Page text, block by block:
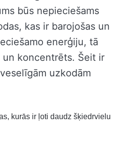
būs nepieciešams
kas ir barojošas un
enerģiju, tā
koncentrēts. Šeit ir
uzkodām
kurās ir ļoti daudz šķiedrvielu